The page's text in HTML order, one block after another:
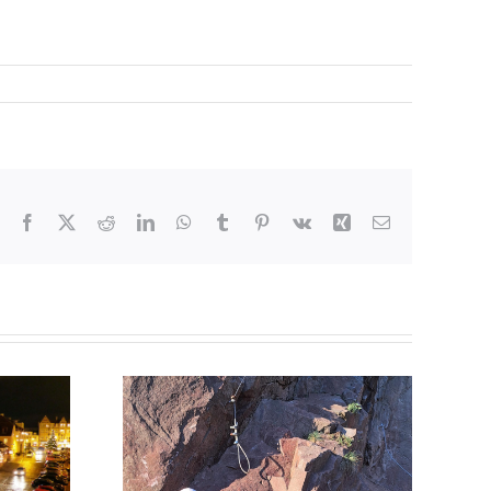
Facebook RedditLinkedInWhatsApp
Tumblr Pinterest
Vk Xing E-
Deutsches Chorfest „Stimmen